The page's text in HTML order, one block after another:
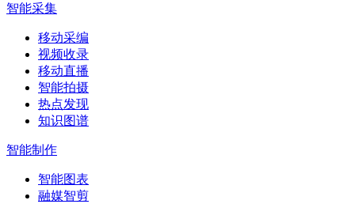
智能采集
移动采编
视频收录
移动直播
智能拍摄
热点发现
知识图谱
智能制作
智能图表
融媒智剪